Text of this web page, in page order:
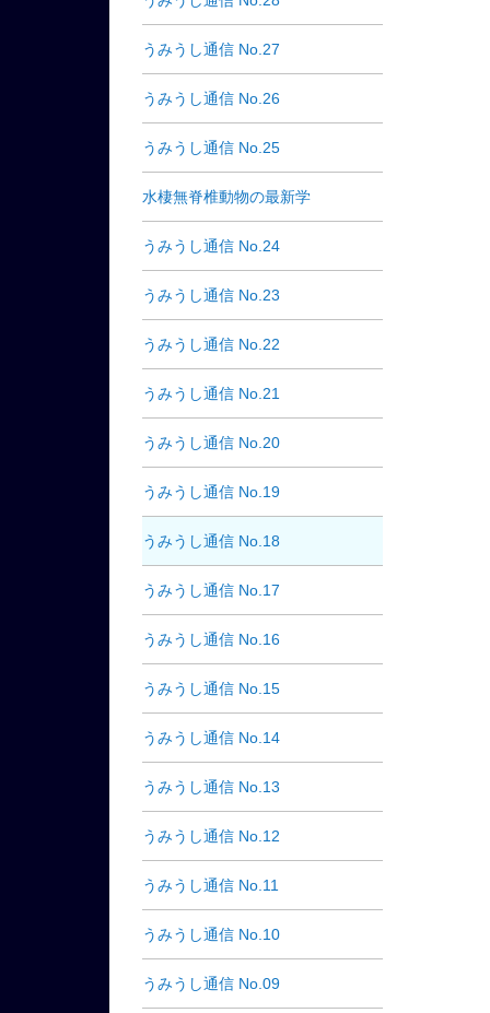
うみうし通信 No.27
うみうし通信 No.26
うみうし通信 No.25
水棲無脊椎動物の最新学
うみうし通信 No.24
うみうし通信 No.23
うみうし通信 No.22
うみうし通信 No.21
うみうし通信 No.20
うみうし通信 No.19
うみうし通信 No.18
うみうし通信 No.17
うみうし通信 No.16
うみうし通信 No.15
うみうし通信 No.14
うみうし通信 No.13
うみうし通信 No.12
うみうし通信 No.11
うみうし通信 No.10
うみうし通信 No.09